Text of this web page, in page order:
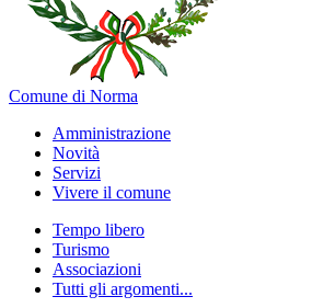
Comune di Norma
Amministrazione
Novità
Servizi
Vivere il comune
Tempo libero
Turismo
Associazioni
Tutti gli argomenti...